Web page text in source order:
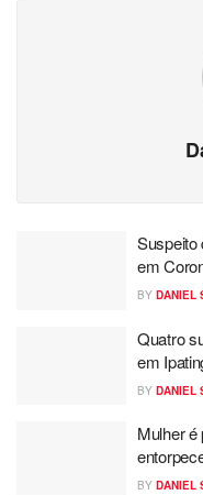
Suspeito
em
BY DANIEL
Quatro
em
BY DANIEL
Mulher
BY DANIEL